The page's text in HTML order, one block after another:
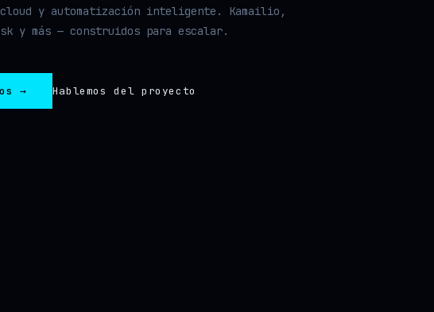
y automatización inteligente. Kamailio,
y más — construidos para escalar.
→ Hablemos del proyecto